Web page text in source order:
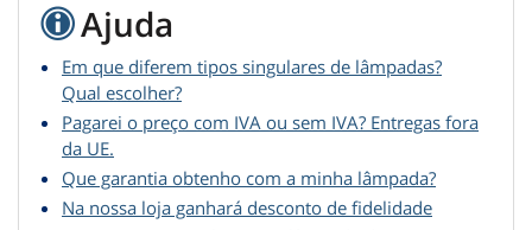
Ajuda
Em que diferem tipos singulares de lâmpadas?
Qual escolher?
Pagarei o preço com IVA ou sem IVA? Entregas fora
da UE.
Que garantia obtenho com a minha lâmpada?
Na nossa loja ganhará desconto de fidelidade